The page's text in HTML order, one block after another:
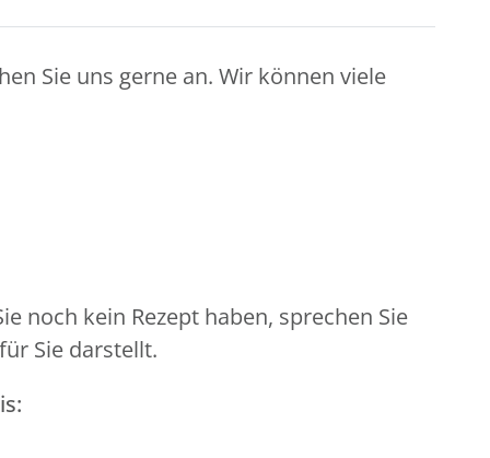
Sie uns gerne an. Wir können viele
noch kein Rezept haben, sprechen Sie
Sie darstellt.